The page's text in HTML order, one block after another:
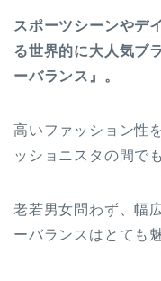
スポーツシーンやデ
る世界的に大人気ブ
ーバランス』。
高いファッション性
ッショニスタの間で
老若男女問わず、幅
ーバランスはとても